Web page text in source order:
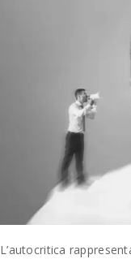
L’autocritica